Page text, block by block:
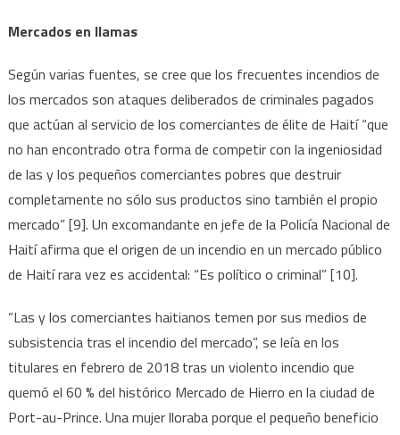
Mercados en llamas
Según varias fuentes, se cree que los frecuentes incendios de
los mercados son ataques deliberados de criminales pagados
que actúan al servicio de los comerciantes de élite de Haití “que
no han encontrado otra forma de competir con la ingeniosidad
de las y los pequeños comerciantes pobres que destruir
completamente no sólo sus productos sino también el propio
mercado” [9]. Un excomandante en jefe de la Policía Nacional de
Haití afirma que el origen de un incendio en un mercado público
de Haití rara vez es accidental: “Es político o criminal” [10].
“Las y los comerciantes haitianos temen por sus medios de
subsistencia tras el incendio del mercado”, se leía en los
titulares en febrero de 2018 tras un violento incendio que
quemó el 60 % del histórico Mercado de Hierro en la ciudad de
Port-au-Prince. Una mujer lloraba porque el pequeño beneficio